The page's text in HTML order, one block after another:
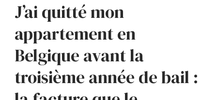
J’ai quitté mon
appartement en
Belgique avant la
troisième année de bail :